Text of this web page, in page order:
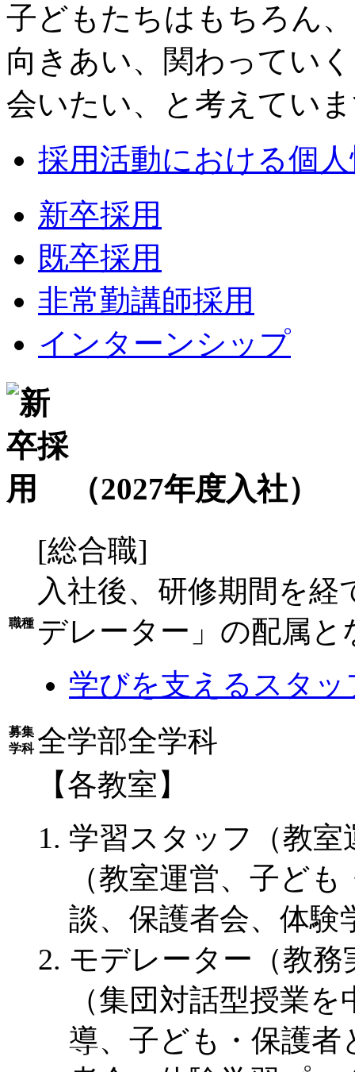
子どもたちはもちろん
向きあい、関わってい
会いたい、と考えてい
採用活動における個
新卒採用
既卒採用
非常勤講師採用
インターンシップ
（2027年度入社）
職種
[総合職]
入社後、研修期間を
デレーター」の配属と
学びを支えるスタッ
募集
学科 全学部全学科
【各教室】
学習スタッフ（教室
（教室運営、子ど
談、保護者会、体験
モデレーター（教務
（集団対話型授業
導、子ども・保護者